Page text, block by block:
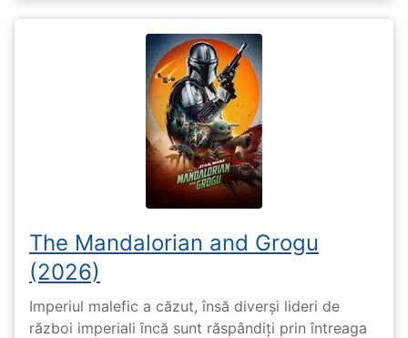
The Mandalorian and Grogu
(2026)
Imperiul malefic a căzut, însă diverși lideri de
război imperiali încă sunt răspândiți prin întreaga